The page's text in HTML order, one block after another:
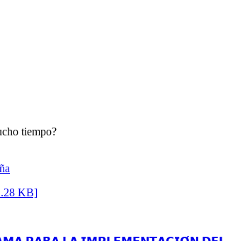
tiempo?
KB]